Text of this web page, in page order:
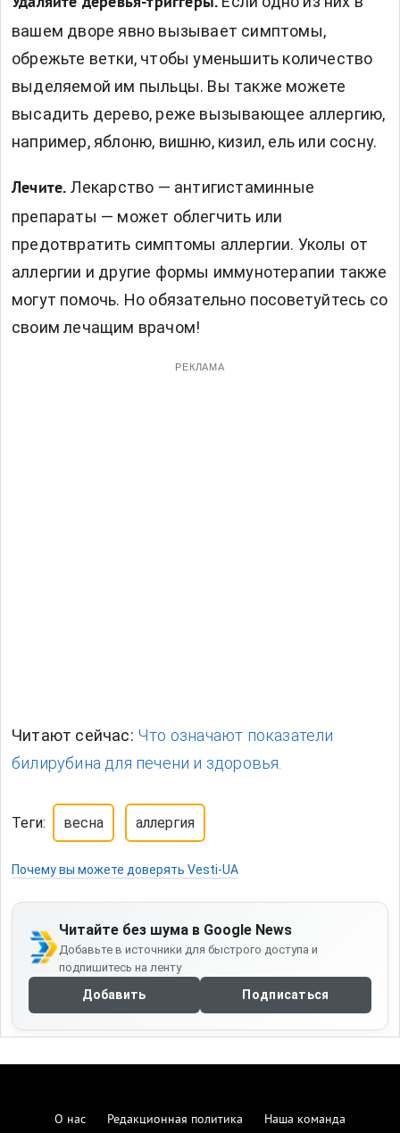
вашем дворе явно вызывает симптомы,
обрежьте ветки, чтобы уменьшить количество
выделяемой им пыльцы. Вы также можете
высадить дерево, реже вызывающее аллергию,
например, яблоню, вишню, кизил, ель или сосну.
Лечите. Лекарство — антигистаминные
препараты — может облегчить или
предотвратить симптомы аллергии. Уколы от
аллергии и другие формы иммунотерапии также
могут помочь. Но обязательно посоветуйтесь со
своим лечащим врачом!
РЕКЛАМА
Читают сейчас: Что означают показатели
билирубина для печени и здоровья.
Теги: весна аллергия
Почему вы можете доверять Vesti-UA
Читайте без шума в Google News
Добавьте в источники для быстрого доступа и
подпишитесь на ленту
Добавить Подписаться
О нас Редакционная политика
Наша команда